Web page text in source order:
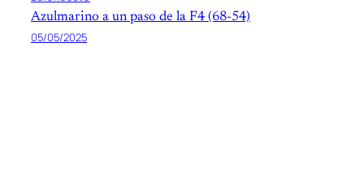
Azulmarino a un paso de la F4 (68-54)
05/05/2025